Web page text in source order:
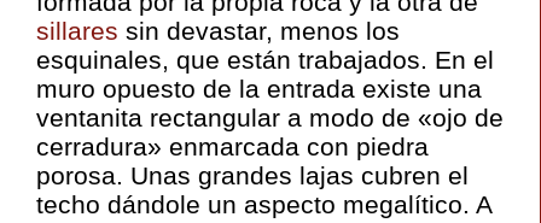
sillares sin devastar, menos los
esquinales, que están trabajados. En el
muro opuesto de la entrada existe una
ventanita rectangular a modo de «ojo de
cerradura» enmarcada con piedra
porosa. Unas grandes lajas cubren el
techo dándole un aspecto megalítico. A